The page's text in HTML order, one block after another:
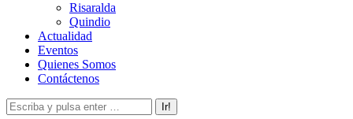
Risaralda
Quindio
Actualidad
Eventos
Quienes Somos
Contáctenos
Buscar: